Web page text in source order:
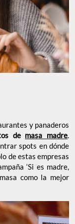
y panaderos
de masa madre.
spots en dónde
de estas empresas
‘Si es madre,
como la mejor